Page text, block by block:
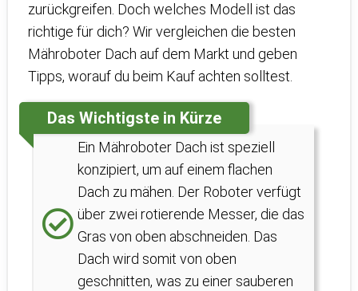
zurückgreifen. Doch welches Modell ist das
richtige für dich? Wir vergleichen die besten
Mähroboter Dach auf dem Markt und geben
Tipps, worauf du beim Kauf achten solltest.
Das Wichtigste in Kürze
Ein Mähroboter Dach ist speziell
konzipiert, um auf einem flachen
Dach zu mähen. Der Roboter verfügt
über zwei rotierende Messer, die das
Gras von oben abschneiden. Das
Dach wird somit von oben
geschnitten, was zu einer sauberen